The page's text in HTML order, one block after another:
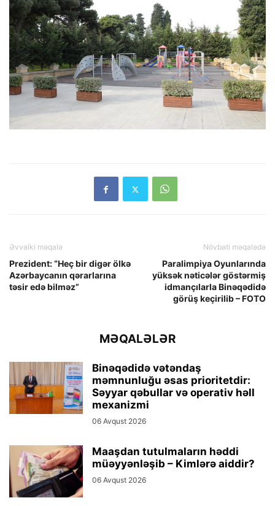
Əvvəlki məqalə
Prezident: “Heç bir digər ölkə
Azərbaycanın qərarlarına
təsir edə bilməz”
Növbəti məqalədə
Paralimpiya Oyunlarında
yüksək nəticələr göstərmiş
idmançılarla Binəqədidə
görüş keçirilib – FOTO
MƏQALƏLƏR
Binəqədidə vətəndaş
məmnunluğu əsas prioritetdir:
Səyyar qəbullar və operativ həll
mexanizmi
06 Avqust 2026
Maaşdan tutulmaların həddi
müəyyənləşib – Kimlərə aiddir?
06 Avqust 2026